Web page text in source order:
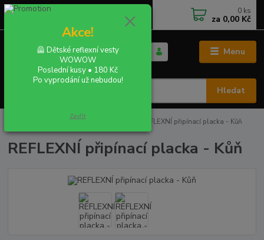
Menu
CZK
Hledat
+420 702 855 412
0 ks
za 0,00 Kč
REFLEXNÍ PLACKY - buttony REFLEXNÍ připínací placka - Kůň
REFLEXNÍ připínací placka - Kůň
Akce!
🦺 Dětské reflexní vesty
WOWOW
Poslední kusy • 180 Kč
Po vyprodání už nebudou!
Zavřít